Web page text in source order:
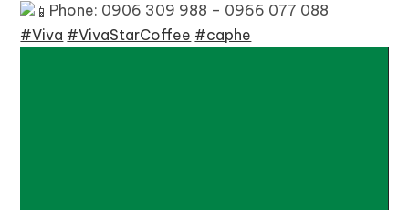
Phone: 0906 309 988 – 0966 077 088
#Viva #VivaStarCoffee #caphe